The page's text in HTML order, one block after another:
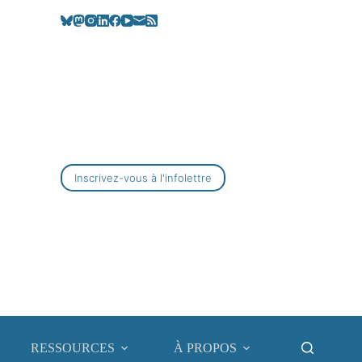
Inscrivez-vous à l'infolettre
RESSOURCES À PROPOS